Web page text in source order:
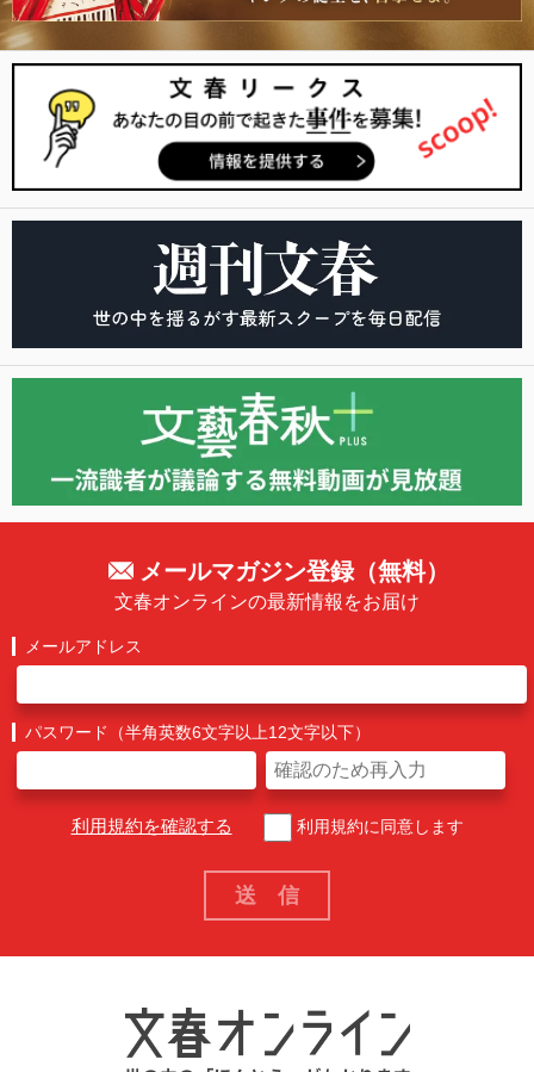
メールマガジン登録（無料）
文春オンラインの最新情報をお届け
メールアドレス
パスワード（半角英数6文字以上12文字以下）
利用規約を確認する 利用規約に同意します